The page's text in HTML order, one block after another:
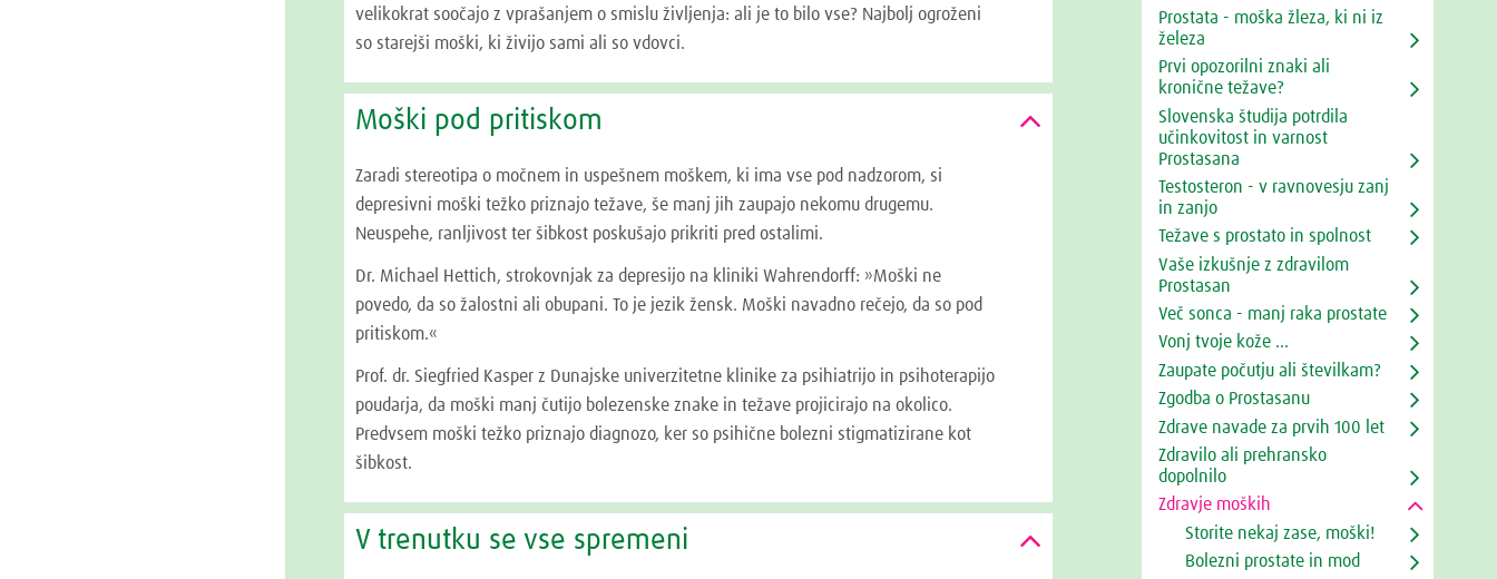
velikokrat soočajo z vprašanjem o smislu življenja: ali je to bilo vse? Najbolj ogroženi
so starejši moški, ki živijo sami ali so vdovci.
Moški pod pritiskom
Zaradi stereotipa o močnem in uspešnem moškem, ki ima vse pod nadzorom, si
depresivni moški težko priznajo težave, še manj jih zaupajo nekomu drugemu.
Neuspehe, ranljivost ter šibkost poskušajo prikriti pred ostalimi.
Dr. Michael Hettich, strokovnjak za depresijo na kliniki Wahrendorff: »Moški ne
povedo, da so žalostni ali obupani. To je jezik žensk. Moški navadno rečejo, da so pod
pritiskom.«
Prof. dr. Siegfried Kasper z Dunajske univerzitetne klinike za psihiatrijo in psihoterapijo
poudarja, da moški manj čutijo bolezenske znake in težave projicirajo na okolico.
Predvsem moški težko priznajo diagnozo, ker so psihične bolezni stigmatizirane kot
šibkost.
V trenutku se vse spremeni
Prostata - moška žleza, ki ni iz
železa
Prvi opozorilni znaki ali
kronične težave?
Slovenska študija potrdila
učinkovitost in varnost
Prostasana
Testosteron - v ravnovesju zanj
in zanjo
Težave s prostato in spolnost
Vaše izkušnje z zdravilom
Prostasan
Več sonca - manj raka prostate
Vonj tvoje kože ...
Zaupate počutju ali številkam?
Zgodba o Prostasanu
Zdrave navade za prvih 100 let
Zdravilo ali prehransko
dopolnilo
Zdravje moških
Storite nekaj zase, moški!
Bolezni prostate in mod